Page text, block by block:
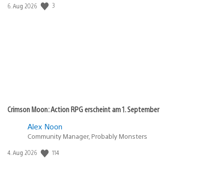
Veröffentlichungsdatum:
6. Aug 2026 3
Crimson Moon: Action RPG erscheint am 1. September
Alex Noon
Community Manager, Probably Monsters
Veröffentlichungsdatum:
4. Aug 2026 114